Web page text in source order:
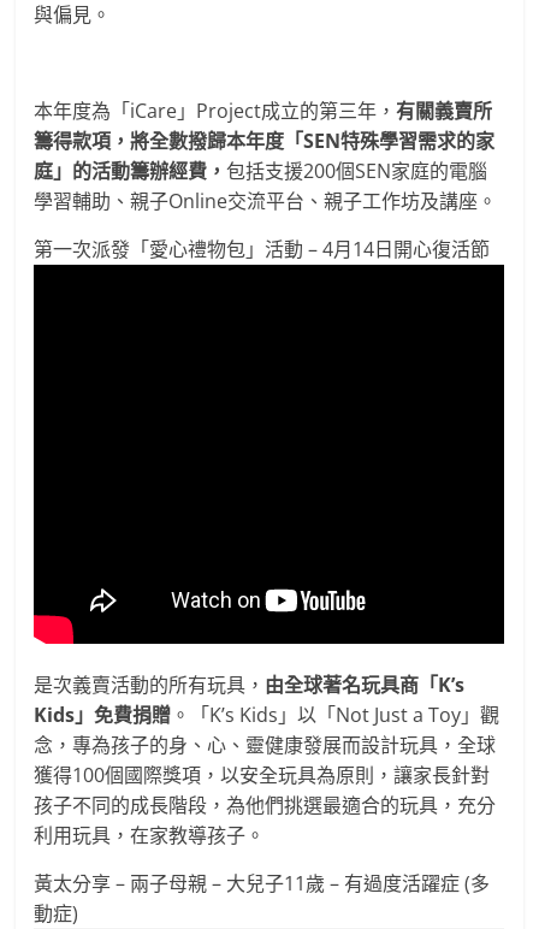
與偏見。
本年度為「iCare」Project成立的第三年，有關義賣所
籌得款項，將全數撥歸本年度「SEN特殊學習需求的家
庭」的活動籌辦經費，包括支援200個SEN家庭的電腦
學習輔助、親子Online交流平台、親子工作坊及講座。
第一次派發「愛心禮物包」活動 – 4月14日開心復活節
是次義賣活動的所有玩具， 由全球著名玩具商「K’s
Kids」免費捐贈 。「K’s Kids」以「Not Just a Toy」觀
念，專為孩子的身、心、靈健康發展而設計玩具，全球
獲得100個國際獎項，以安全玩具為原則，讓家長針對
孩子不同的成長階段，為他們挑選最適合的玩具，充分
利用玩具，在家教導孩子。
黃太分享 – 兩子母親 – 大兒子11歲 – 有過度活躍症 (多
動症)